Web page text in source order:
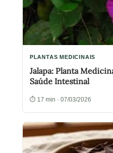
PLANTAS MEDICINAIS
Jalapa: Planta
Saúde Intestinal
⏱ 17 min · 07/03/2026